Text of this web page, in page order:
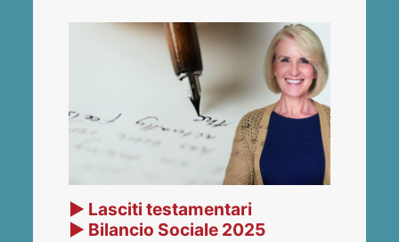
▶ Lasciti testamentari
▶ Bilancio Sociale 2025